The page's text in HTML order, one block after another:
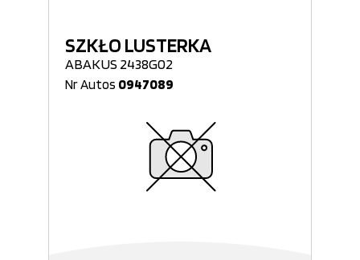
SZKŁO LUSTERKA
ABAKUS 2438G02
Nr Autos 0947089